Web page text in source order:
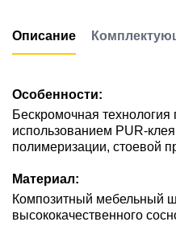
Описание
Особенности:
Бескромочная технология
использованием PUR-
полимеризации, стоевой
Материал:
Композитный мебельный
высококачественного